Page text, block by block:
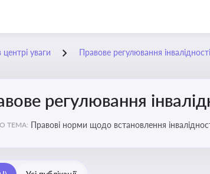
уваги Правове регулювання інвалідності
регулювання
ТЕМА: Правові норми щодо встановлення